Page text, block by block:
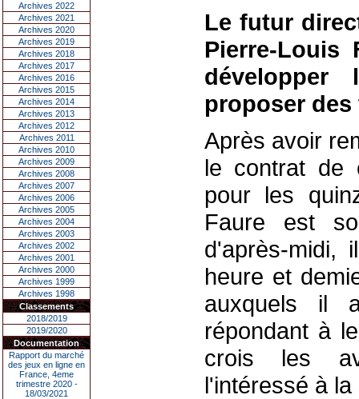
Archives 2022
Archives 2021
Archives 2020
Archives 2019
Archives 2018
Archives 2017
Archives 2016
Archives 2015
Archives 2014
Archives 2013
Archives 2012
Archives 2011
Archives 2010
Archives 2009
Archives 2008
Archives 2007
Archives 2006
Archives 2005
Archives 2004
Archives 2003
Archives 2002
Archives 2001
Archives 2000
Archives 1999
Archives 1998
Classements
2018/2019
2019/2020
Documentation
Rapport du marché
des jeux en ligne en
France, 4eme
trimestre 2020 -
18/03/2021
Le futur
Pierre-Louis
proposer
Après avoir
le contrat de
pour les
Faure est
d'après-midi,
heure et
auxquels il
répondant à
crois les
l'intéressé à la